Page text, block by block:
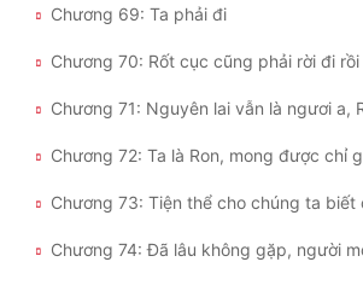
Chương 69: Ta phải đi
Chương 70: Rốt cục cũng phải rời đi rồi
Chương 71: Nguyên lai vẫn là ngươi a,
Chương 72: Ta là Ron, mong được chỉ
Chương 74: Đã lâu không gặp, người